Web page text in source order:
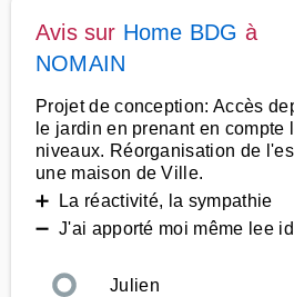
Avis sur Home BDG à
NOMAIN
Projet de conception: Accès
le jardin en prenant en compte
niveaux. Réorganisation de
une maison de Ville.
➕ La réactivité, la sympathie
➖ J'ai apporté moi même lee
Julien